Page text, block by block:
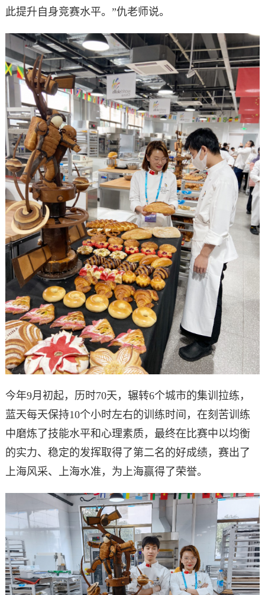
此提升自身竞赛水平。”仇老师说。
今年9月初起，历时70天，辗转6个城市的集训拉练，
蓝天每天保持10个小时左右的训练时间，在刻苦训练
中磨炼了技能水平和心理素质，最终在比赛中以均衡
的实力、稳定的发挥取得了第二名的好成绩，赛出了
上海风采、上海水准，为上海赢得了荣誉。